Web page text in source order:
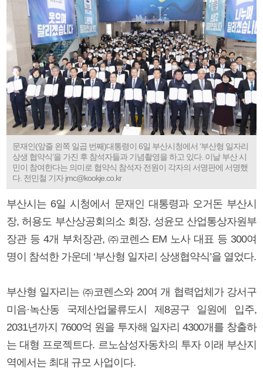
문재인(앞줄 왼쪽 일곱 번째)대통령이 6일 부산시청에서 ‘부산형 일자리
상생 협약식’을 가진 후 참석자들과 기념촬영을 하고 있다. 이날 부산 시
민이 참여한다는 의미로 협약식 참석자 전원이 각자의 서명판에 서명했
다. 전민철 기자 jmc@kookje.co.kr
부산시는 6일 시청에서 문재인 대통령과 오거돈 부산시
장, 허용도 부산상공회의소 회장, 성윤모 산업통상자원부
장관 등 4개 부처장관, ㈜코렌스 EM 노사 대표 등 300여
명이 참석한 가운데 ‘부산형 일자리 상생협약식’을 열었다.
부산형 일자리는 ㈜코렌스와 20여 개 협력업체가 강서구
미음·녹산동 국제산업물류도시 제8공구 일원에 입주,
2031년까지 7600억 원을 투자해 일자리 4300개를 창출하
는 대형 프로젝트다. 르노삼성자동차의 투자 이래 부산지
역에서는 최대 규모 사업이다.